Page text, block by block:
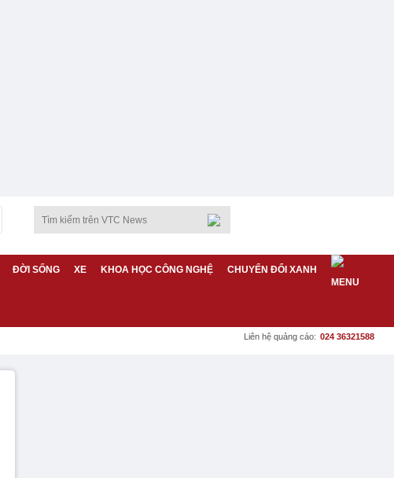
ĐỜI SỐNG XE KHOA HỌC CÔNG NGHỆ CHUYỂN ĐỔI XANH
Liên hệ quảng cáo: 024 36321588